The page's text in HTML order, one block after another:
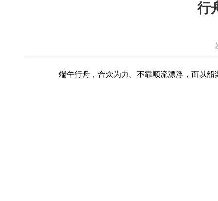
行
端午行舟，合众为力。不靠顺流漂浮，而以船